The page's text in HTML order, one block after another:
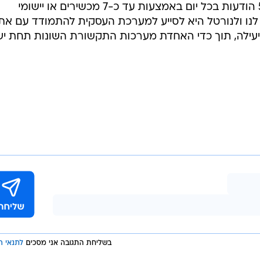
כי "העובד הממוצע מקבל יותר מ-50 הודעות בכל יום באמצעות עד כ-7 מכשירים או יישומי
ולנורטל היא לסייע למערכת העסקית להתמודד עם
תוך כדי האחדת מערכות התקשורת השונות תחת
בשליחת התגובה אני מסכים לתנאי